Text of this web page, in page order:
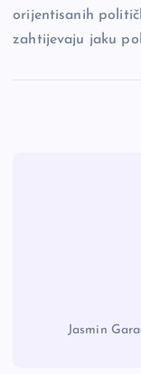
orijentisanih
zahtijevaju jaku
Jasmin